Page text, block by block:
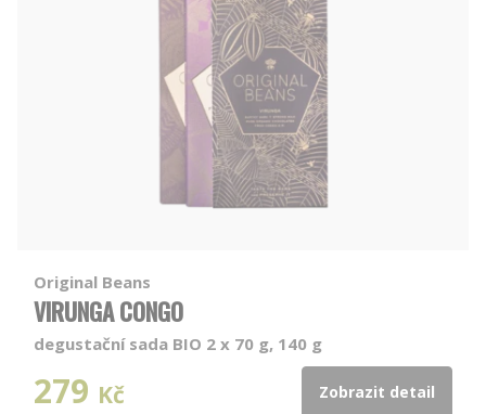
Original Beans
VIRUNGA CONGO
degustační sada BIO 2 x 70 g, 140 g
279 Kč Zobrazit detail